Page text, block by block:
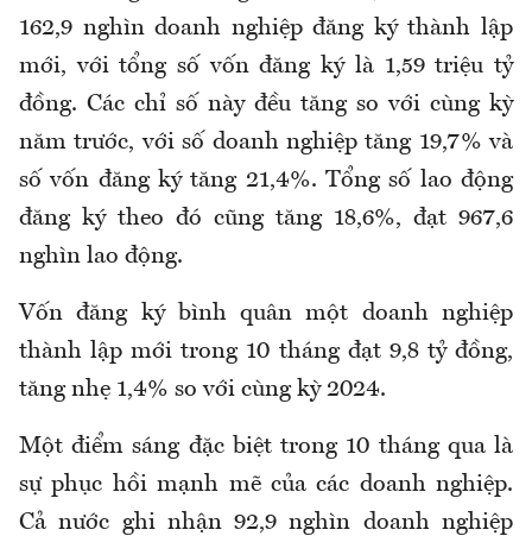
162,9 nghìn doanh nghiệp đăng ký thành lập
mới, với tổng số vốn đăng ký là 1,59 triệu tỷ
đồng. Các chỉ số này đều tăng so với cùng kỳ
năm trước, với số doanh nghiệp tăng 19,7% và
số vốn đăng ký tăng 21,4%. Tổng số lao động
đăng ký theo đó cũng tăng 18,6%, đạt 967,6
nghìn lao động.
Vốn đăng ký bình quân một doanh nghiệp
thành lập mới trong 10 tháng đạt 9,8 tỷ đồng,
tăng nhẹ 1,4% so với cùng kỳ 2024.
Một điểm sáng đặc biệt trong 10 tháng qua là
sự phục hồi mạnh mẽ của các doanh nghiệp.
Cả nước ghi nhận 92,9 nghìn doanh nghiệp